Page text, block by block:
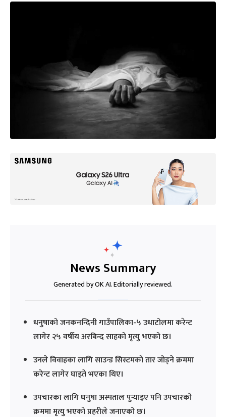
News Summary
Generated by OK AI. Editorially reviewed.
धनुषाको जनकनन्दिनी गाउँपालिका-५ उधाटोलमा करेन्ट
लागेर २५ वर्षीय अरबिन्द साहको मृत्यु भएको छ।
उनले विवाहका लागि साउन्ड सिस्टमको तार जोड्ने क्रममा
करेन्ट लागेर घाइते भएका थिए।
उपचारका लागि धनुषा अस्पताल पुर्‍याइए पनि उपचारको
क्रममा मृत्यु भएको प्रहरीले जनाएको छ।